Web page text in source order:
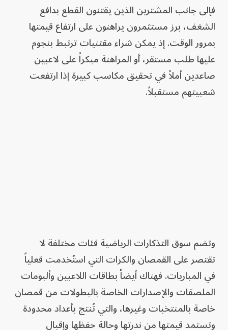
فإلى جانب المشترين الذين يقتنون القطع بدافع
الشغف، برز مستثمرون يراهنون على ارتفاع قيمتها
بمرور الوقت. إذ يمكن شراء مقتنيات ترتبط بنجوم
عليها طلب مستقر، أو المراهنة مبكراً على لاعبين
صاعدين أملاً في تحقيق مكاسب كبيرة إذا ارتفعت
شعبيتهم مستقبلاً.
وتضم سوق التذكارات الرياضية فئات مختلفة لا
تقتصر على القمصان والكرات التي استُخدمت فعلياً
في المباريات. فهناك أيضاً بطاقات اللاعبين وألبومات
الملصقات والإصدارات الخاصة بالبطولات من قمصان
خاصة بالمنتخبات وغيرها، والتي تُنتج بأعداد محدودة
وتستمد قيمتها من ندرتها وحالة حفظها وإقبال